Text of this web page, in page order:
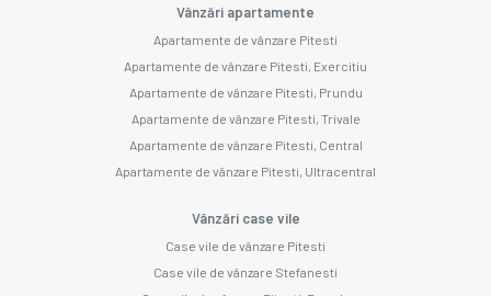
Vânzări apartamente
Apartamente de vânzare Pitesti
Apartamente de vânzare Pitesti, Exercitiu
Apartamente de vânzare Pitesti, Prundu
Apartamente de vânzare Pitesti, Trivale
Apartamente de vânzare Pitesti, Central
Apartamente de vânzare Pitesti, Ultracentral
Vânzări case vile
Case vile de vânzare Pitesti
Case vile de vânzare Stefanesti